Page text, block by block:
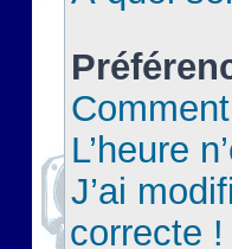
L’heure
J’ai
correcte !